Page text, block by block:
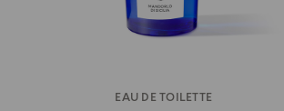
EAU DE TOILETTE